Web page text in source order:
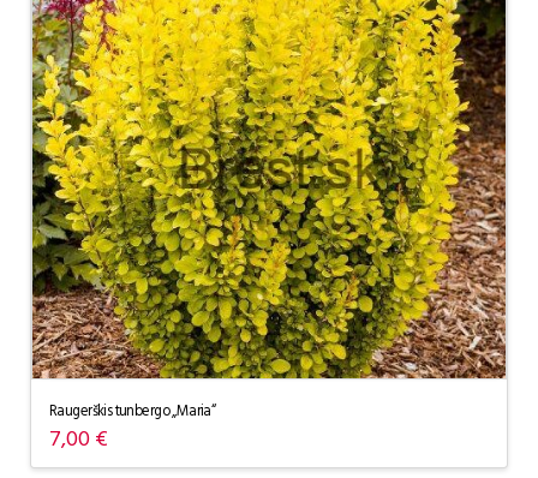
Raugerškis tunbergo „Maria“
7,00€